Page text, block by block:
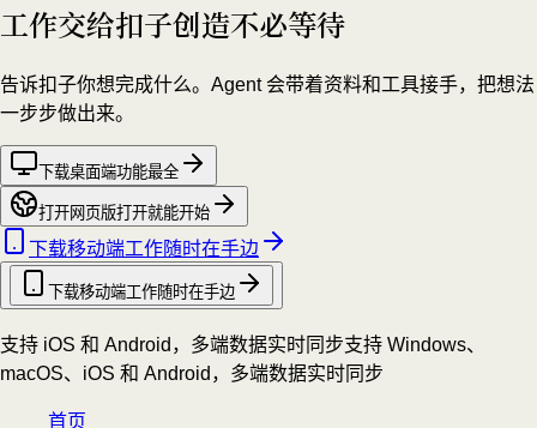
工作交给扣子创造不必等待
告诉扣子你想完成什么。Agent 会带着资料和工具接手，把想法
一步步做出来。
下载桌面端功能最全
打开网页版打开就能开始
下载移动端工作随时在手边
下载移动端工作随时在手边
支持 iOS 和 Android，多端数据实时同步支持 Windows、
macOS、iOS 和 Android，多端数据实时同步
首页